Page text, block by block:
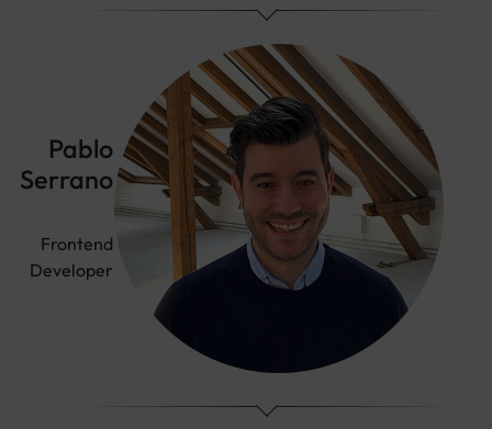
Pablo
Serrano
Frontend
Developer